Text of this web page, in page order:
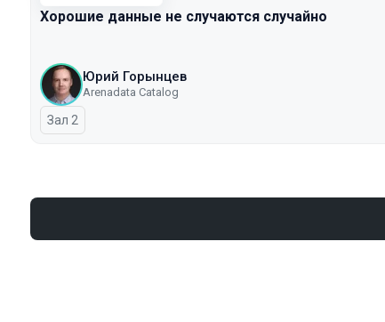
Хорошие данные не случаются случайно
Юрий Горынцев
Arenadata Catalog
Зал 2